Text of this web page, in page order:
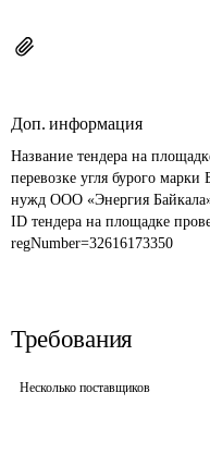
Доп. информация
Название тендера на
перевозке угля бурого
нужд ООО «Энергия
ID тендера на площадке
regNumber=32616173350
Требования
Несколько поставщиков